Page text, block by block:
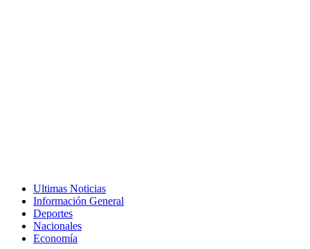
Ultimas Noticias
Información General
Deportes
Nacionales
Economía